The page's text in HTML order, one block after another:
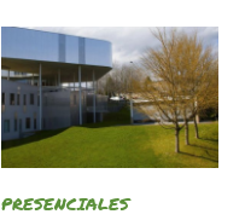
PRESENCIALES